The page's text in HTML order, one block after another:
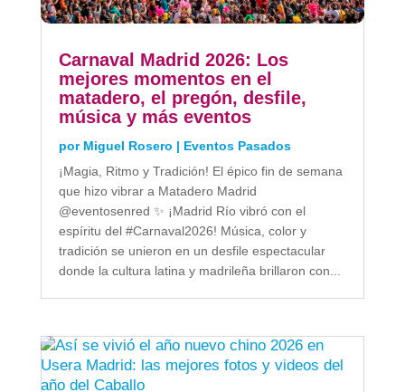
Carnaval Madrid 2026: Los
mejores momentos en el
matadero, el pregón, desfile,
música y más eventos
por Miguel Rosero | Eventos Pasados
¡Magia, Ritmo y Tradición! El épico fin de semana
que hizo vibrar a Matadero Madrid
@eventosenred ✨ ¡Madrid Río vibró con el
espíritu del #Carnaval2026! Música, color y
tradición se unieron en un desfile espectacular
donde la cultura latina y madrileña brillaron con...